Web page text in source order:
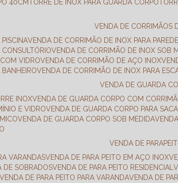
40CM TORRE DE INOX PARA GUARDA CORPO
VENDA DE CORRIMÃOS
PISCINA
VENDA DE CORRIMÃO DE INOX PARA
CONSULTÓRIO
VENDA DE CORRIMÃO DE INOX SOB
COM VIDRO
VENDA DE CORRIMÃO DE AÇO INOX
BANHEIRO
VENDA DE CORRIMÃO DE INOX PARA
VENDA DE GUARDA
INOX
VENDA DE GUARDA CORPO COM
E VIDRO
VENDA DE GUARDA CORPO PARA
VENDA DE GUARDA CORPO SOB MEDIDA
VENDA DE
VARANDAS
VENDA DE PARA PEITO EM AÇO INOX
DE SOBRADOS
VENDA DE PARA PEITO RESIDENCIAL
VENDA DE PARA PEITO PARA VARANDA VENDA DE